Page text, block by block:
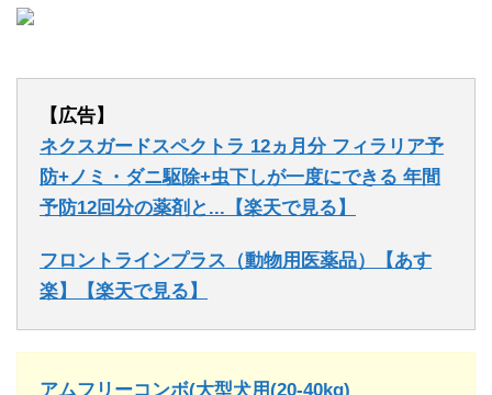
【広告】
ネクスガードスペクトラ 12ヵ月分 フィラリア予
防+ノミ・ダニ駆除+虫下しが一度にできる 年間
予防12回分の薬剤と...【楽天で見る】
フロントラインプラス（動物用医薬品）【あす
楽】【楽天で見る】
アムフリーコンボ(大型犬用(20-40kg)